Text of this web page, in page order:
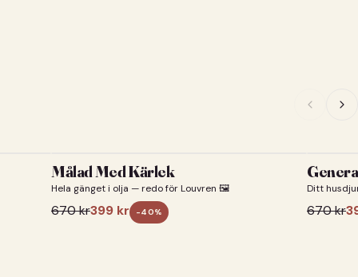
Målad Med Kärlek
Hela gänget i olja — redo för Louvren 🖼️
670kr399 kr -40%
Ditt
670kr